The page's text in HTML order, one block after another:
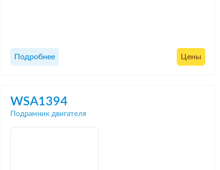
Подробнее Цены
WSA1394
Подрамник двигателя